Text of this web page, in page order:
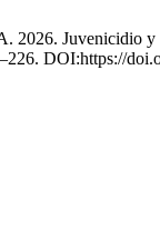
2026. Juvenicidio
DOI:https://